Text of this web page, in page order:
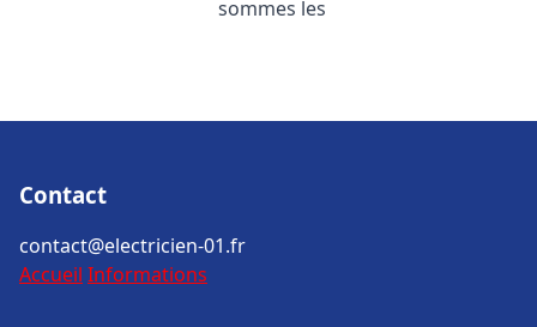
sommes les
Contact
contact@electricien-01.fr
Accueil Informations